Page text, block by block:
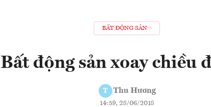
BẤT ĐỘNG SẢN
Bất động sản xoay chiều
T Thu Hương
14:59, 28/06/2018